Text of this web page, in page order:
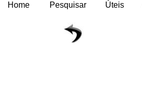
Home Pesquisar Úteis